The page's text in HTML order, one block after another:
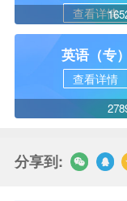
查看详情
英语（专）
查看详情
分享到: